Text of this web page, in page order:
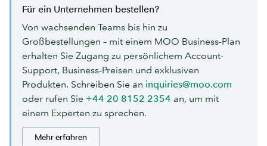
Für ein Unternehmen bestellen?
Von wachsenden Teams bis hin zu
Großbestellungen – mit einem MOO Business-Plan
erhalten Sie Zugang zu persönlichem Account-
Support, Business-Preisen und exklusiven
Produkten. Schreiben Sie an inquiries@moo.com
oder rufen Sie +44 20 8152 2354 an, um mit
einem Experten zu sprechen.
Mehr erfahren